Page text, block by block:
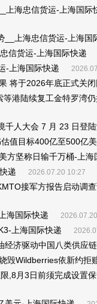
上海忠信货运-上海国际
__上海忠信货运-上海国
信货运-上海国际快递
-上海国际快递
将于2026年底正式关
港陆续复工金特罗湾
千人大会 7 月 23 日登
值目标400亿至500亿
方坚称日输千万桶-上海
递 2026.07.20 10:27
接军方报告启动调
海国际快递
上海国际快递
济驱动中国八类供应
毁Wildberries依新约拒
,8月3日前须完成设置